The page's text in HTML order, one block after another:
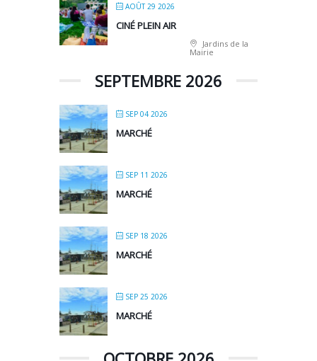
AOÛT 29 2026
CINÉ PLEIN AIR
Jardins de la
Mairie
SEPTEMBRE 2026
SEP 04 2026
MARCHÉ
SEP 11 2026
MARCHÉ
SEP 18 2026
MARCHÉ
SEP 25 2026
MARCHÉ